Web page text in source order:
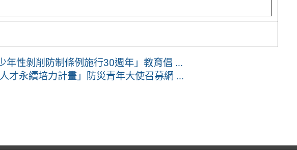
年性剝削防制條例施行30週年」教育倡 ...
才永續培力計畫」防災青年大使召募網 ...